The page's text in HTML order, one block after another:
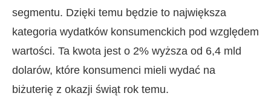
segmentu. Dzięki temu będzie to największa
kategoria wydatków konsumenckich pod względem
wartości. Ta kwota jest o 2% wyższa od 6,4 mld
dolarów, które konsumenci mieli wydać na
biżuterię z okazji świąt rok temu.